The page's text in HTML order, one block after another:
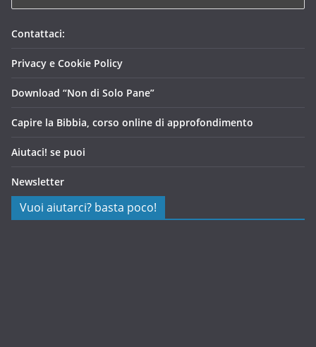
Contattaci:
Privacy e Cookie Policy
Download “Non di Solo Pane”
Capire la Bibbia, corso online di approfondimento
Aiutaci! se puoi
Newsletter
Vuoi aiutarci? basta poco!